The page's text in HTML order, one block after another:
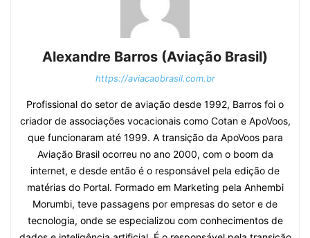
Alexandre Barros (Aviação Brasil)
https://aviacaobrasil.com.br
Profissional do setor de aviação desde 1992, Barros foi o
criador de associações vocacionais como Cotan e ApoVoos,
que funcionaram até 1999. A transição da ApoVoos para
Aviação Brasil ocorreu no ano 2000, com o boom da
internet, e desde então é o responsável pela edição de
matérias do Portal. Formado em Marketing pela Anhembi
Morumbi, teve passagens por empresas do setor e de
tecnologia, onde se especializou com conhecimentos de